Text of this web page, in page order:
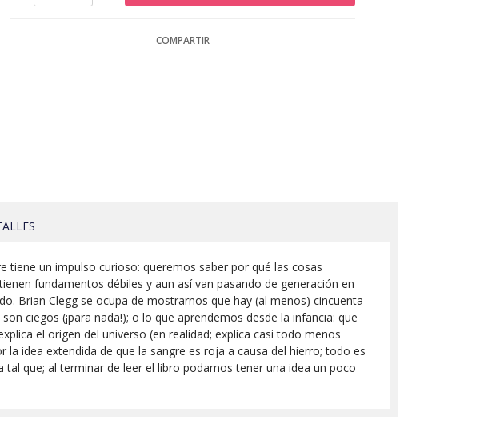
COMPARTIR
tiene un impulso curioso: queremos saber por qué las cosas
fundamentos débiles y aun así van pasando de generación en
Brian Clegg se ocupa de mostrarnos que hay (al menos) cincuenta
ciegos (¡para nada!); o lo que aprendemos desde la infancia: que
el origen del universo (en realidad; explica casi todo menos
idea extendida de que la sangre es roja a causa del hierro; todo es
que; al terminar de leer el libro podamos tener una idea un poco